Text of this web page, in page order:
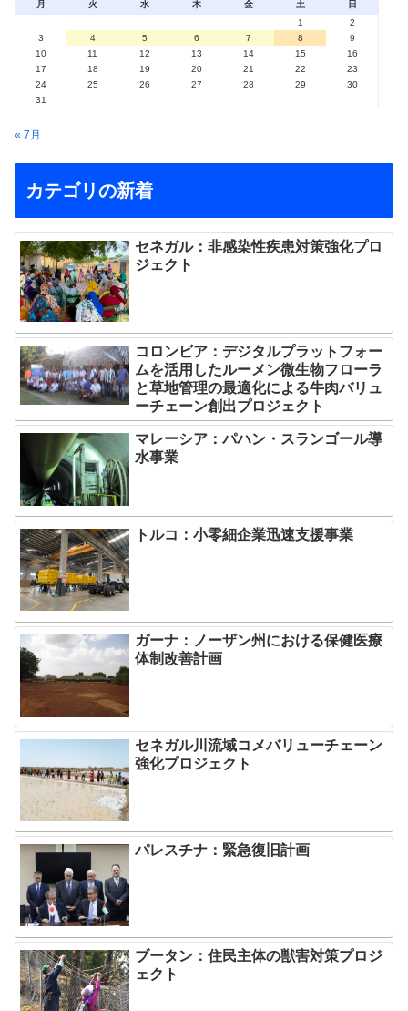
月 火 水 木 金 土
日
1
2
3
4 5 6 7 8
9
10
11 12 13 14 15
16
17
18 19 20 21 22
23
24
25 26 27 28 29
30
31
« 7月
カテゴリの新着
セネガル：非感染性疾患対策強化プロ
ジェクト
コロンビア：デジタルプラットフォー
ムを活用したルーメン微生物フローラ
と草地管理の最適化による牛肉バリュ
ーチェーン創出プロジェクト
マレーシア：パハン・スランゴール導
水事業
トルコ：小零細企業迅速支援事業
ガーナ：ノーザン州における保健医療
体制改善計画
セネガル川流域コメバリューチェーン
強化プロジェクト
パレスチナ：緊急復旧計画
ブータン：住民主体の獣害対策プロジ
ェクト